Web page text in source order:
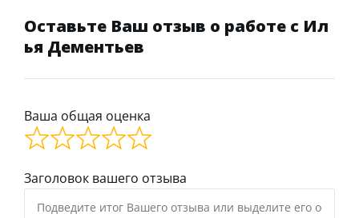
Оставьте Ваш отзыв о работе с Ил
ья Дементьев
Ваша общая оценка
Заголовок вашего отзыва